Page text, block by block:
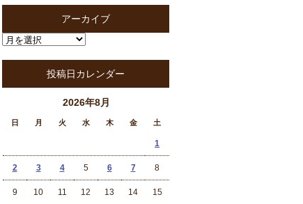
アーカイブ
投稿日カレンダー
2026年8月
日 月 火 水 木 金 土
1
2 3 4 5 6 7 8
9 10 11 12 13 14 15